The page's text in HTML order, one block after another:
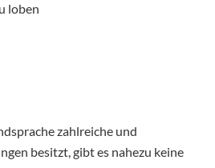
loben
zahlreiche und
besitzt, gibt es nahezu keine